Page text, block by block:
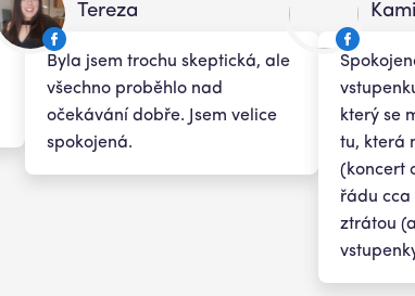
Tereza
Byla jsem trochu skeptická, ale
všechno proběhlo nad
očekávání dobře. Jsem velice
spokojená.
který se
tu, která
(koncert
řádu cca
ztrátou